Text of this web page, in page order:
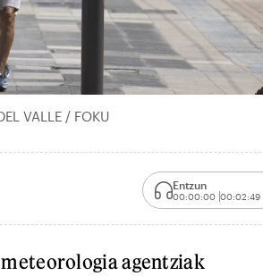
VALLE / FOKU
Entzun
00:00:00 00:02:49
agentziak